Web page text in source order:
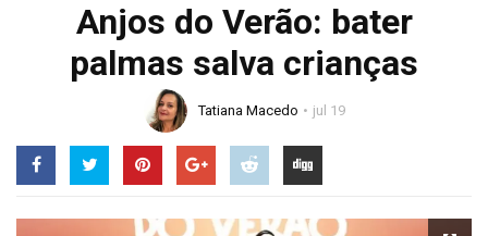
Anjos do Verão: bater
palmas salva crianças
Tatiana Macedo jul 19